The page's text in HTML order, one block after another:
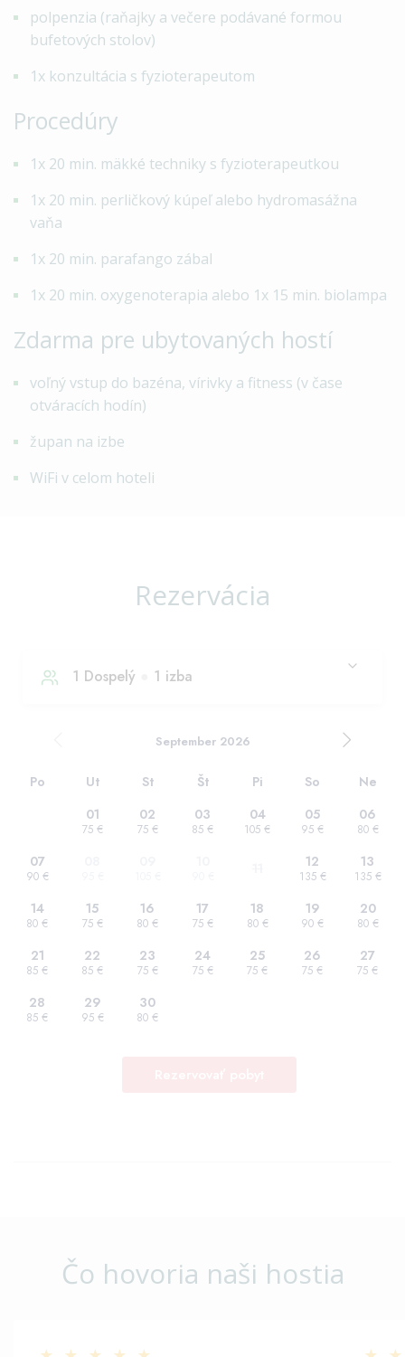
polpenzia (raňajky a večere podávané formou
bufetových stolov)
1x konzultácia s fyzioterapeutom
Procedúry
1x 20 min. mäkké techniky s fyzioterapeutkou
1x 20 min. perličkový kúpeľ alebo hydromasážna
vaňa
1x 20 min. parafango zábal
1x 20 min. oxygenoterapia alebo 1x 15 min. biolampa
Zdarma pre ubytovaných hostí
voľný vstup do bazéna, vírivky a fitness (v čase
otváracích hodín)
župan na izbe
WiFi v celom hoteli
Rezervácia
Čo hovoria naši hostia